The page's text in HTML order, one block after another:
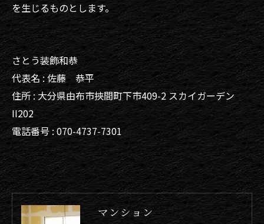
を生じるものとします。
さとう装飾和恭
代表名 : 佐藤 恭平
住所 : 大分県由布市挾間町下市409-2 スカイガーデン
II202
電話番号 : 070-4737-7301
マンション